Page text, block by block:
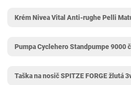
Krém Nivea Vital Anti-rughe Pelli
Pumpa Cyclehero Standpumpe 9000
Taška na nosič SPITZE FORGE žlutá